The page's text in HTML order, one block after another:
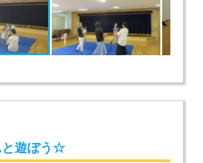
遊ぼう☆